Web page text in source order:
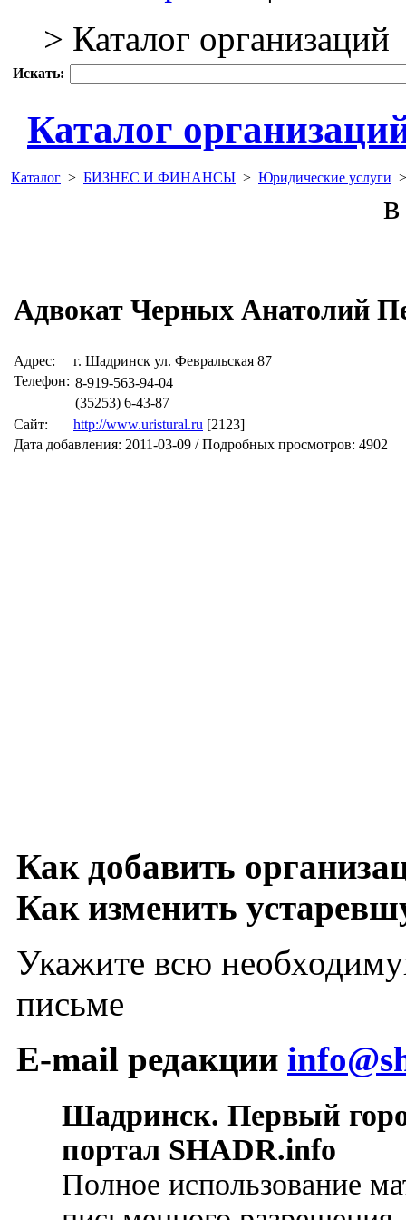
> Каталог организаций
Искать:
Каталог
Каталог > БИЗНЕС И ФИНАНСЫ > Юридические услуги
Адвокат Черных Анатолий
Адрес:
г. Шадринск ул. Февральская 87
Телефон: 8-919-563-94-04
(35253) 6-43-87
Сайт:
http://www.uristural.ru [2123]
Дата добавления: 2011-03-09 / Подробных просмотров: 4902
Как добавить
Как изменить
Укажите всю
письме
E-mail редакции
Шадринск. Первый
портал SHADR.info
Полное использование